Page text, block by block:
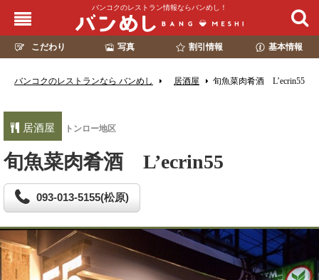
バンコクのレストラン情報ならバンめし！
こだわり 写真 割引情報 基本情報
バンコクのレストランなら バンめし 居酒屋 旬魚菜肉肴酒 L’ecrin55
居酒屋 トンロー地区
旬魚菜肉肴酒 L’ecrin55
093-013-5155(松原)